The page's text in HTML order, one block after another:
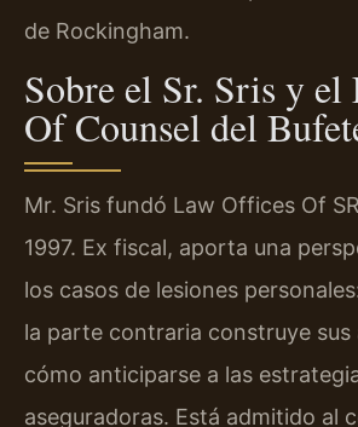
de Rockingham.
Sobre el Sr. Sris y el
Of Counsel del
Mr. Sris fundó Law Offices Of
1997. Ex fiscal, aporta una
los casos de lesiones
la parte contraria construye
cómo anticiparse a las
aseguradoras. Está admitido al